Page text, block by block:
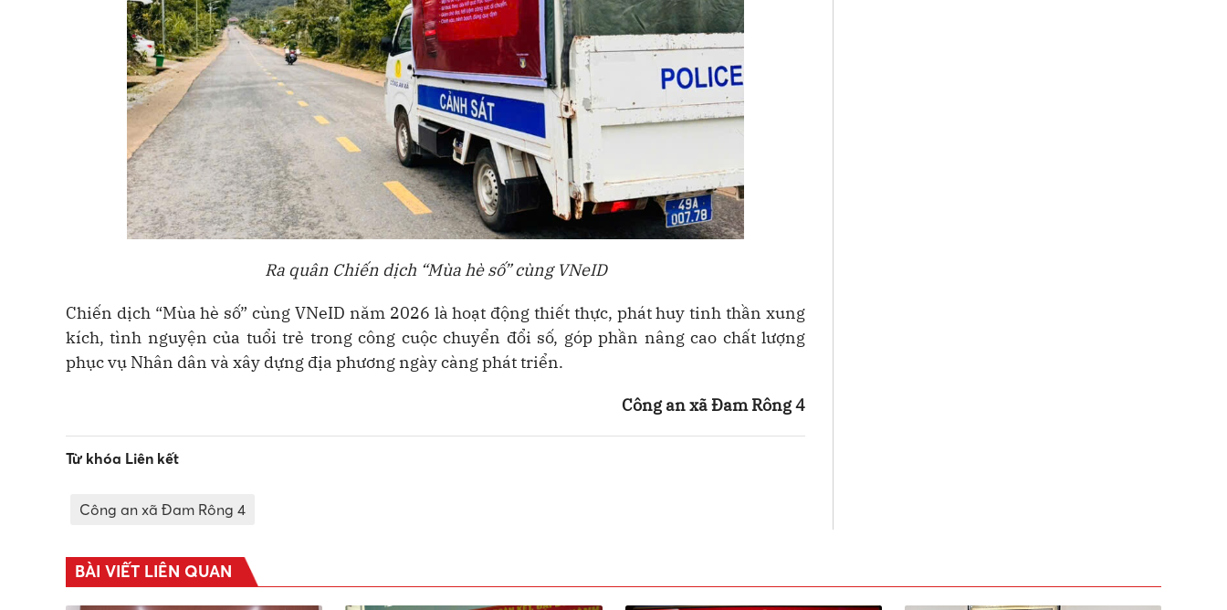
Ra quân Chiến dịch “Mùa hè số” cùng VNeID
Chiến dịch “Mùa hè số” cùng VNeID năm 2026 là hoạt động thiết thực, phát huy tinh thần xung
kích, tình nguyện của tuổi trẻ trong công cuộc chuyển đổi số, góp phần nâng cao chất lượng
phục vụ Nhân dân và xây dựng địa phương ngày càng phát triển.
Công an xã Đam Rông 4
Từ khóa Liên kết
Công an xã Đam Rông 4
BÀI VIẾT LIÊN QUAN